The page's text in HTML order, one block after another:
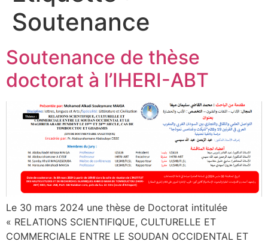
Soutenance
Soutenance de thèse
doctorat à l’IHERI-ABT
Le 30 mars 2024 une thèse de Doctorat intitulée
« RELATIONS SCIENTIFIQUE, CULTURELLE ET
COMMERCIALE ENTRE LE SOUDAN OCCIDENTAL ET